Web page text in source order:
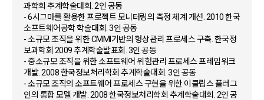
과학회 추계학술대회. 2인 공동
- 6시그마를 활용한 프로젝트 모니터링의 측정 체계 개선. 2010 한국
소프트웨어공학 학술대회. 3인 공동
- 소규모 조직을 위한 CMMI기반의 형상관리 프로세스 구축. 한국정
보과학회 2009 추계학술발표회. 3인 공동
- 중소규모 조직을 위한 소프트웨어 위험관리 프로세스 프레임워크
개발. 2008 한국정보처리학회 추계학술대회. 3인 공동
- 소규모 조직의 소프트웨어 프로세스 구현을 위한 이클립스 플러그
인의 통합 모델 개발. 2008 한국정보처리학회 추계학술대회. 2인 공